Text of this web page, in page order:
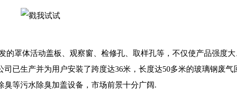
体活动盖板、观察窗、检修孔、取样孔等，不仅使产品强度大
已生产并为用户安装了跨度达36米，长度达50多米的玻璃钢废
等污水除臭加盖设备，市场前景十分广阔.